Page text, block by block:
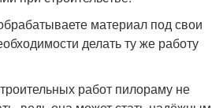
материал под свои
делать ту же работу
работ пилораму не